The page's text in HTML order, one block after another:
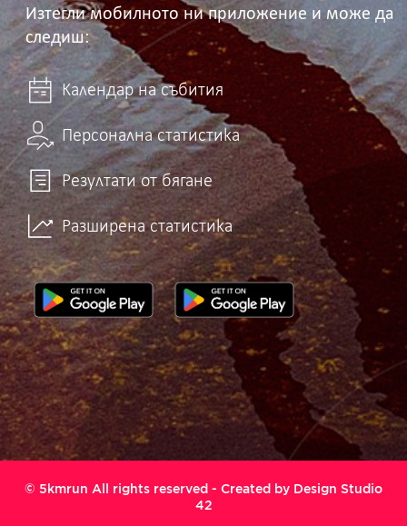
Изтегли мобилното ни приложение и може да
следиш:
Календар на събития
Персонална статистика
Резултати от бягане
Разширена статистика
© 5kmrun All rights reserved - Created by Design Studio
42